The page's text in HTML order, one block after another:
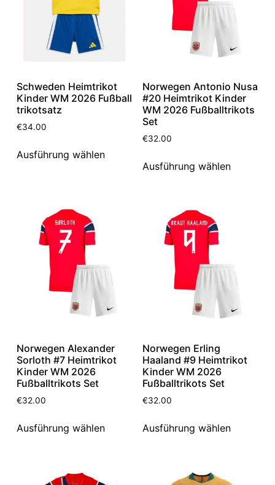
Schweden Heimtrikot
Kinder WM 2026 Fußball
trikotsatz
€34.00
Ausführung wählen
Norwegen Antonio Nusa
#20 Heimtrikot Kinder
WM 2026 Fußballtrikots
Set
€32.00
Ausführung wählen
Norwegen Alexander
Sorloth #7 Heimtrikot
Kinder WM 2026
Fußballtrikots Set
€32.00
Ausführung wählen
Norwegen Erling
Haaland #9 Heimtrikot
Kinder WM 2026
Fußballtrikots Set
€32.00
Ausführung wählen